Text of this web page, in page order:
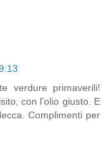
verdure primaverili!
con l'olio giusto. E
Complimenti per